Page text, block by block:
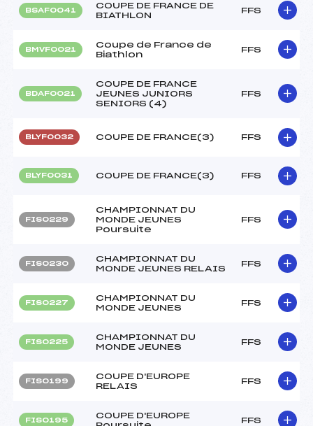
BSAF0041
COUPE DE FRANCE DE
BIATHLON
FFS
BMVF0021
Coupe de France de
Biathlon
FFS
BDAF0021
COUPE DE FRANCE
JEUNES JUNIORS
SENIORS (4)
FFS
BLYF0032 COUPE DE FRANCE(3) FFS
BLYF0031 COUPE DE FRANCE(3) FFS
FIS0229
CHAMPIONNAT DU
MONDE JEUNES
Poursuite
FFS
FIS0230
CHAMPIONNAT DU
MONDE JEUNES RELAIS
FFS
FIS0227
CHAMPIONNAT DU
MONDE JEUNES
FFS
FIS0225
CHAMPIONNAT DU
MONDE JEUNES
FFS
FIS0199
COUPE D'EUROPE
RELAIS
FFS
FIS0195
COUPE D'EUROPE
FFS